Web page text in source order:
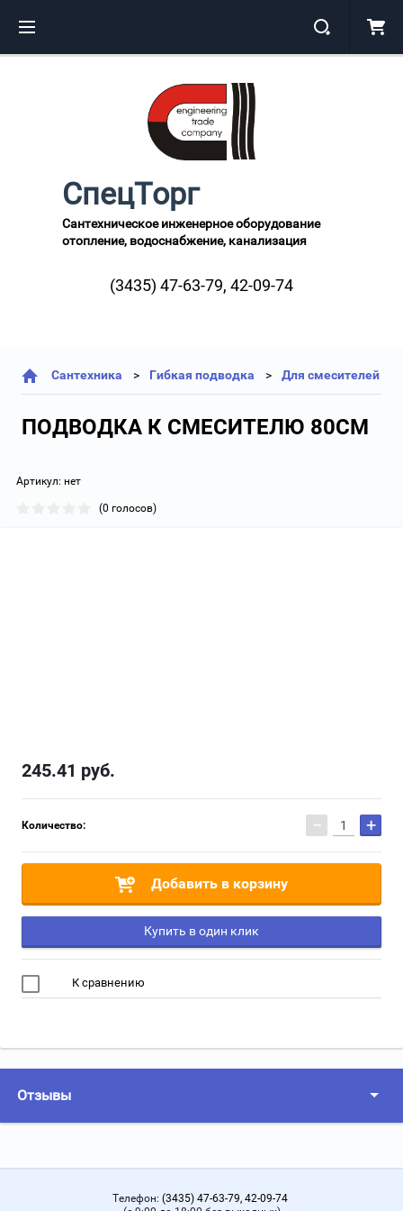
СпецТорг
Сантехническое инженерное оборудование
отопление, водоснабжение, канализация
(3435) 47-63-79, 42-09-74
Сантехника Гибкая подводка Для смесителей
ПОДВОДКА К СМЕСИТЕЛЮ 80СМ
Артикул: нет
(0 голосов)
245.41 руб.
Количество: − +
Добавить в корзину
Купить в один клик
К сравнению
Отзывы
Телефон: (3435) 47-63-79, 42-09-74